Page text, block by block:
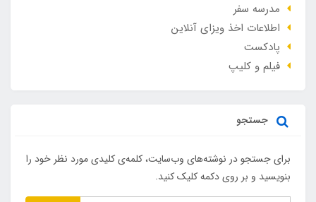
مدرسه سفر
اطلاعات اخذ ویزای آنلاین
پادکست
فیلم و کلیپ
جستجو
برای جستجو در نوشته‌های وب‌سایت، کلمه‌ی کلیدی مورد نظر خود را
بنویسید و بر روی دکمه کلیک کنید.